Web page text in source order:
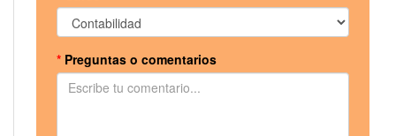
*Preguntas o comentarios